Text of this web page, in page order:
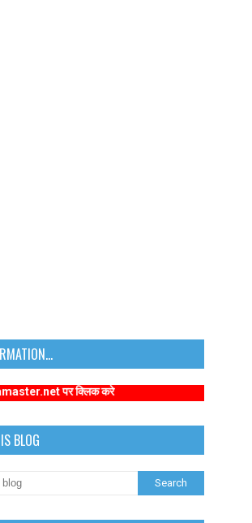
पर क्लिक करे
BLOG